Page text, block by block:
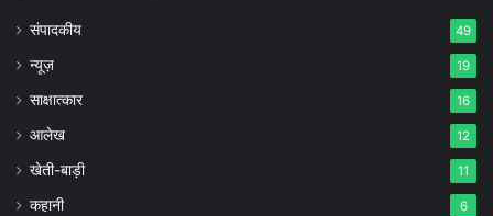
संपादकीय 49
न्यूज़ 19
साक्षात्कार 16
आलेख 12
खेती-बाड़ी 11
कहानी 6